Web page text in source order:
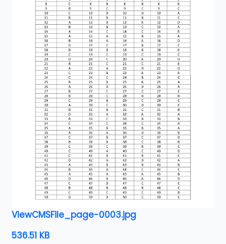
ViewCMSFile_page-0003.jpg
536.51 KB